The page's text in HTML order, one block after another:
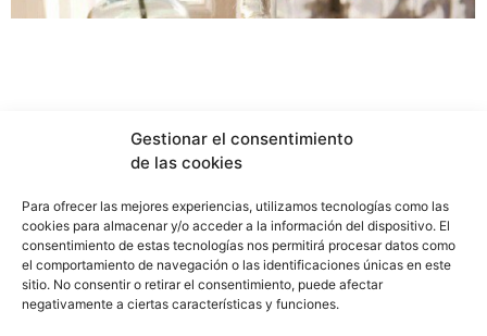
Gestionar el consentimiento
de las cookies
Para ofrecer las mejores experiencias, utilizamos tecnologías como las
cookies para almacenar y/o acceder a la información del dispositivo. El
consentimiento de estas tecnologías nos permitirá procesar datos como
el comportamiento de navegación o las identificaciones únicas en este
sitio. No consentir o retirar el consentimiento, puede afectar
negativamente a ciertas características y funciones.
info@f2marquitectura.com